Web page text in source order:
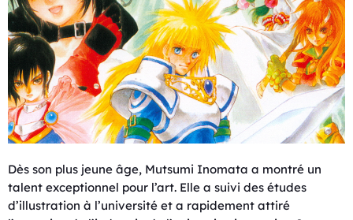
Dès son plus jeune âge, Mutsumi Inomata a montré un
talent exceptionnel pour l’art. Elle a suivi des études
d’illustration à l’université et a rapidement attiré